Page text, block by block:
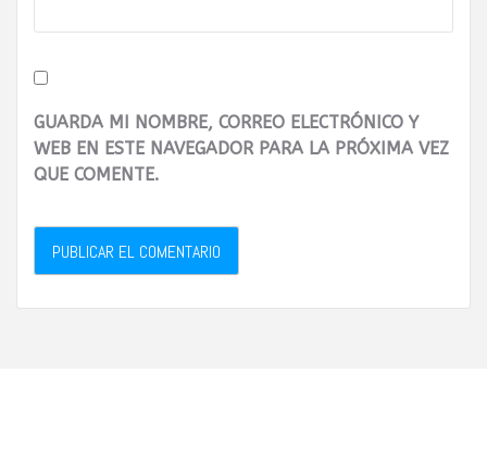
GUARDA MI NOMBRE, CORREO ELECTRÓNICO Y
WEB EN ESTE NAVEGADOR PARA LA PRÓXIMA VEZ
QUE COMENTE.